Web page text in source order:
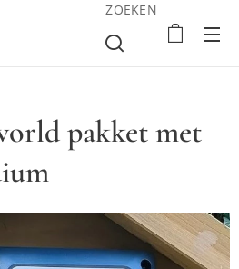
ZOEKEN
pakket met